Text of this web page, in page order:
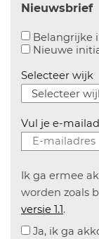
Nieuwsbrief
Belangrijke
Nieuwe
Selecteer wijk
Vul je e-
Ik ga ermee
worden zoals
versie 1.1.
Ja, ik ga